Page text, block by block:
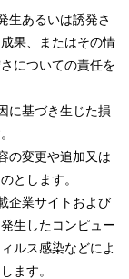
生あるいは誘発さ
果、またはその情
についての責任を
に基づき生じた損
の変更や追加又は
とします。
企業サイトおよび
生したコンピュー
ルス感染などによ
ます。